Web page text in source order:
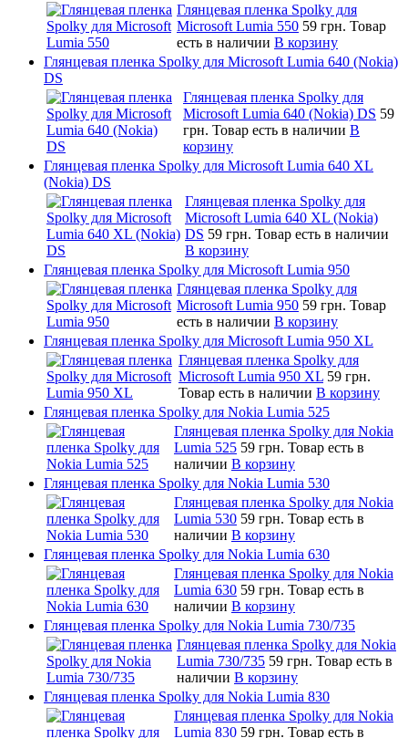
Глянцевая пленка Spolky для
Microsoft Lumia 550 59 грн. Товар
есть в наличии В корзину
Глянцевая пленка Spolky для Microsoft Lumia 640 (Nokia)
DS
Глянцевая пленка Spolky для
Microsoft Lumia 640 (Nokia) DS 59
грн. Товар есть в наличии В
корзину
Глянцевая пленка Spolky для Microsoft Lumia 640 XL
(Nokia) DS
Глянцевая пленка Spolky для
Microsoft Lumia 640 XL (Nokia)
DS 59 грн. Товар есть в наличии
В корзину
Глянцевая пленка Spolky для Microsoft Lumia 950
Глянцевая пленка Spolky для
Microsoft Lumia 950 59 грн. Товар
есть в наличии В корзину
Глянцевая пленка Spolky для Microsoft Lumia 950 XL
Глянцевая пленка Spolky для
Microsoft Lumia 950 XL 59 грн.
Товар есть в наличии В корзину
Глянцевая пленка Spolky для Nokia Lumia 525
Глянцевая пленка Spolky для Nokia
Lumia 525 59 грн. Товар есть в
наличии В корзину
Глянцевая пленка Spolky для Nokia Lumia 530
Глянцевая пленка Spolky для Nokia
Lumia 530 59 грн. Товар есть в
наличии В корзину
Глянцевая пленка Spolky для Nokia Lumia 630
Глянцевая пленка Spolky для Nokia
Lumia 630 59 грн. Товар есть в
наличии В корзину
Глянцевая пленка Spolky для Nokia Lumia 730/735
Глянцевая пленка Spolky для Nokia
Lumia 730/735 59 грн. Товар есть в
наличии В корзину
Глянцевая пленка Spolky для Nokia Lumia 830
Глянцевая пленка Spolky для Nokia
Lumia 830 59 грн. Товар есть в